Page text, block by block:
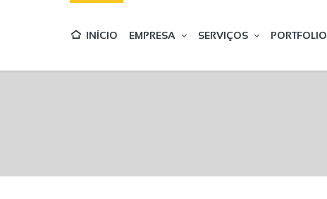
INÍCIO EMPRESA SERVIÇOS PORTFOLIO